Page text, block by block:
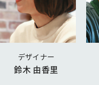
デザイナー
鈴木 由香里